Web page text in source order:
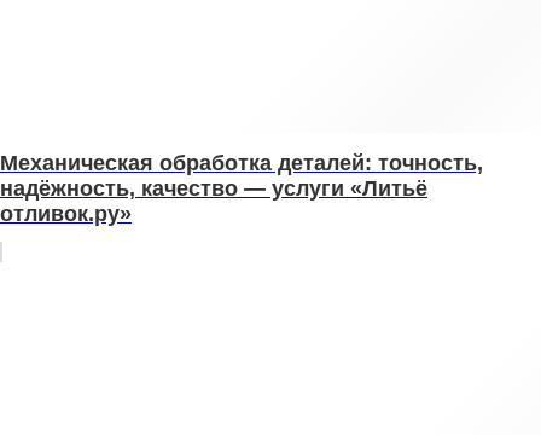
Механическая обработка деталей: точность,
надёжность, качество — услуги «Литьё
отливок.ру»